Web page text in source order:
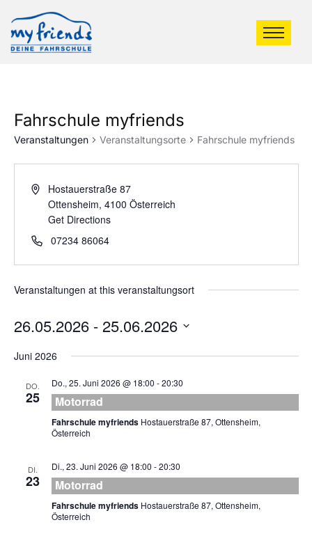
Fahrschule myfriends
Veranstaltungen Veranstaltungsorte Fahrschule myfriends
Hostauerstraße 87
Ottensheim, 4100 Österreich
Get Directions
07234 86064
Veranstaltungen at this veranstaltungsort
26.05.2026 - 25.06.2026
wählen.
Juni 2026
DO.
25
Do., 25. Juni 2026 @ 18:00 -20:30
Motorrad
Fahrschule myfriends Hostauerstraße 87, Ottensheim,
Österreich
DI.
23
Di., 23. Juni 2026 @ 18:00 -20:30
Motorrad
Fahrschule myfriends Hostauerstraße 87, Ottensheim,
Österreich